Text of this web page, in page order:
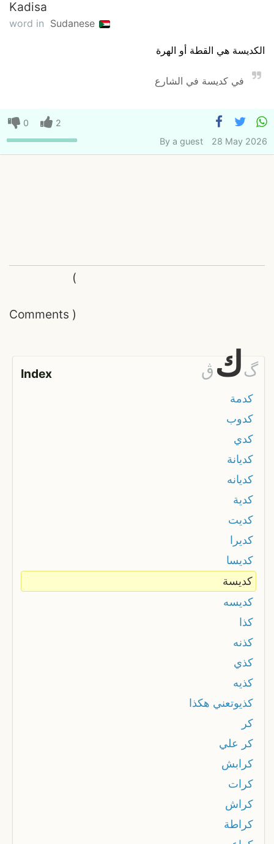
Kadisa
word in Sudanese
الكديسة هي القطة أو الهرة
في كديسة في الشارع
0
2
By a guest 28 May 2026
Comments
(
)
Index ڨ كگ
كدمة
كدوب
كدي
كديانة
كديانه
كدية
كديت
كديرا
كديسا
كديسة
كديسه
كذا
كذنه
كذي
كذيه
كذيوتعني هكذا
كر
كر علي
كرابش
كرات
كراش
كراطة